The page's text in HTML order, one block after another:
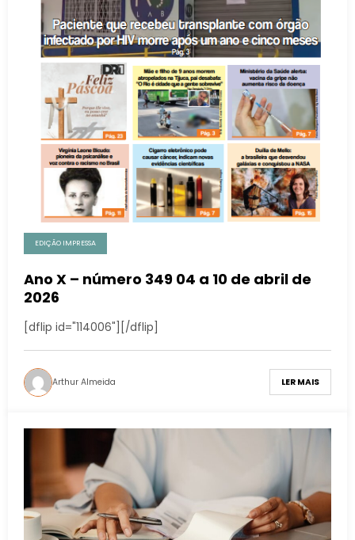
EDIÇÃO IMPRESSA
Ano X – número 349 04 a 10 de abril de
2026
[dflip id="114006"][/dflip]
Arthur Almeida LER MAIS